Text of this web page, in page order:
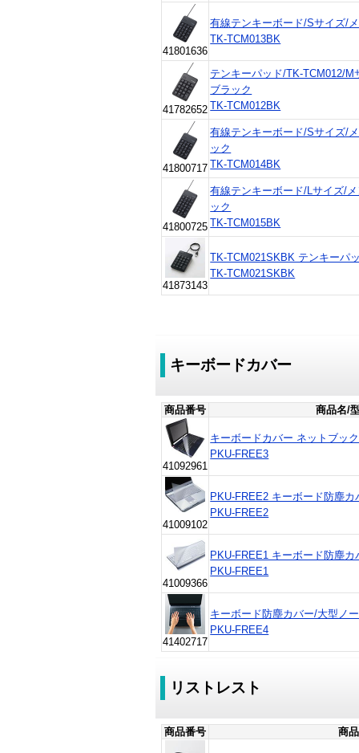
41801636
有線テンキーボード/Sサイズ/
TK-TCM013BK
41782652
テンキーパッド/TK-TCM012/
ブラック
TK-TCM012BK
41800717
有線テンキーボード/Sサイズ/
ック
TK-TCM014BK
41800725
有線テンキーボード/Lサイズ/
ック
TK-TCM015BK
41873143
TK-TCM021SKBK テンキーパ
TK-TCM021SKBK
キーボードカバー
商品番号 商品名/
41092961
キーボードカバー ネットブッ
PKU-FREE3
41009102
PKU-FREE2 キーボード防塵カ
PKU-FREE2
41009366
PKU-FREE1 キーボード防塵カ
PKU-FREE1
41402717
キーボード防塵カバー/大型ノ
PKU-FREE4
リストレスト
商品番号 商